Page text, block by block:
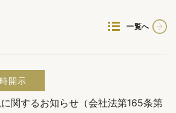
開示
関するお知らせ（会社法第165条第
一覧へ